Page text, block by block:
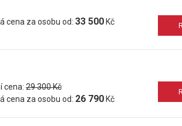
cena za osobu od: 33 500Kč
cena:29 300 Kč
cena za osobu od: 26 790Kč